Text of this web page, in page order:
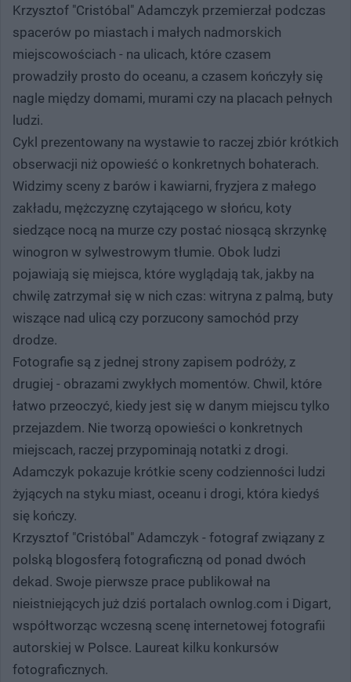
Krzysztof "Cristóbal" Adamczyk przemierzał podczas
spacerów po miastach i małych nadmorskich
miejscowościach - na ulicach, które czasem
prowadziły prosto do oceanu, a czasem kończyły się
nagle między domami, murami czy na placach pełnych
ludzi.
Cykl prezentowany na wystawie to raczej zbiór krótkich
obserwacji niż opowieść o konkretnych bohaterach.
Widzimy sceny z barów i kawiarni, fryzjera z małego
zakładu, mężczyznę czytającego w słońcu, koty
siedzące nocą na murze czy postać niosącą skrzynkę
winogron w sylwestrowym tłumie. Obok ludzi
pojawiają się miejsca, które wyglądają tak, jakby na
chwilę zatrzymał się w nich czas: witryna z palmą, buty
wiszące nad ulicą czy porzucony samochód przy
drodze.
Fotografie są z jednej strony zapisem podróży, z
drugiej - obrazami zwykłych momentów. Chwil, które
łatwo przeoczyć, kiedy jest się w danym miejscu tylko
przejazdem. Nie tworzą opowieści o konkretnych
miejscach, raczej przypominają notatki z drogi.
Adamczyk pokazuje krótkie sceny codzienności ludzi
żyjących na styku miast, oceanu i drogi, która kiedyś
się kończy.
Krzysztof "Cristóbal" Adamczyk - fotograf związany z
polską blogosferą fotograficzną od ponad dwóch
dekad. Swoje pierwsze prace publikował na
nieistniejących już dziś portalach ownlog.com i Digart,
współtworząc wczesną scenę internetowej fotografii
autorskiej w Polsce. Laureat kilku konkursów
fotograficznych.